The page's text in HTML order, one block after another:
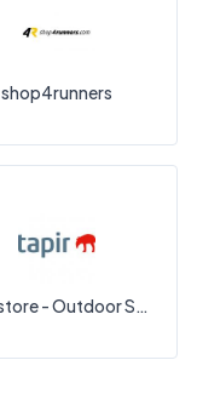
shop4runners
tapir store - Outdoor Shop